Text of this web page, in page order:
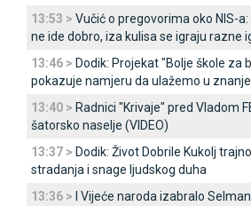
13:53 > Vučić o pregovorima oko NIS-
ne ide dobro, iza kulisa se igraju razne
13:46 > Dodik: Projekat "Bolje škole za
pokazuje namjeru da ulažemo u
13:40 > Radnici "Krivaje" pred Vladom
šatorsko naselje (VIDEO)
13:37 > Dodik: Život Dobrile Kukolj
stradanja i snage ljudskog duha
13:36 >
I Vijeće naroda izabralo